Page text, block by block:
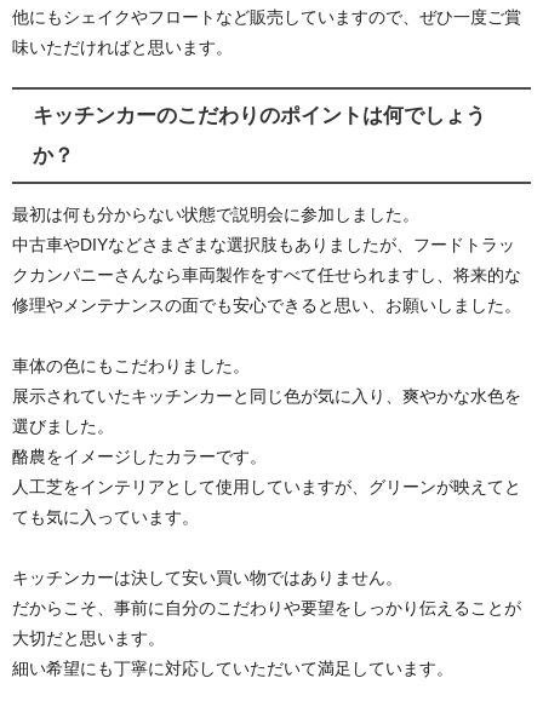
他にもシェイクやフロートなど販売していますので、ぜひ一度ご賞
味いただければと思います。
キッチンカーのこだわりのポイントは何でしょう
か？
最初は何も分からない状態で説明会に参加しました。
中古車やDIYなどさまざまな選択肢もありましたが、フードトラッ
クカンパニーさんなら車両製作をすべて任せられますし、将来的な
修理やメンテナンスの面でも安心できると思い、お願いしました。
車体の色にもこだわりました。
展示されていたキッチンカーと同じ色が気に入り、爽やかな水色を
選びました。
酪農をイメージしたカラーです。
人工芝をインテリアとして使用していますが、グリーンが映えてと
ても気に入っています。
キッチンカーは決して安い買い物ではありません。
だからこそ、事前に自分のこだわりや要望をしっかり伝えることが
大切だと思います。
細い希望にも丁寧に対応していただいて満足しています。